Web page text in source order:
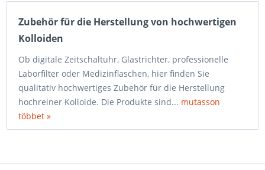
Zubehör für die Herstellung von hochwertigen
Kolloiden
Ob digitale Zeitschaltuhr, Glastrichter, professionelle
Laborfilter oder Medizinflaschen, hier finden Sie
qualitativ hochwertiges Zubehör für die Herstellung
hochreiner Kolloide. Die Produkte sind... mutasson
többet »